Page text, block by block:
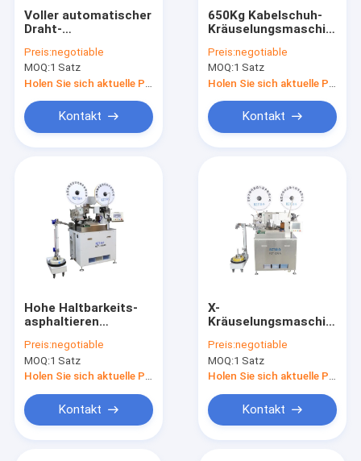
Voller automatischer
Draht-
Standard-950 * 800 *
1290MM
Preis:negotiable
MOQ:1 Satz
Kontakt
650Kg Kabelschuh-
Kräuselungsmaschine,
Verarbeitungs-
Ausrüstung
Preis:negotiable
MOQ:1 Satz
Kontakt
Hohe Haltbarkeits-
asphaltieren
Bördelmaschine,
automatische
Kräuselungsmaschine
Preis:negotiable
MOQ:1 Satz
Kontakt
X-
Kräuselungsmaschine
industrielle
Kräuselungsmaschine
Preis:negotiable
MOQ:1 Satz
Kontakt